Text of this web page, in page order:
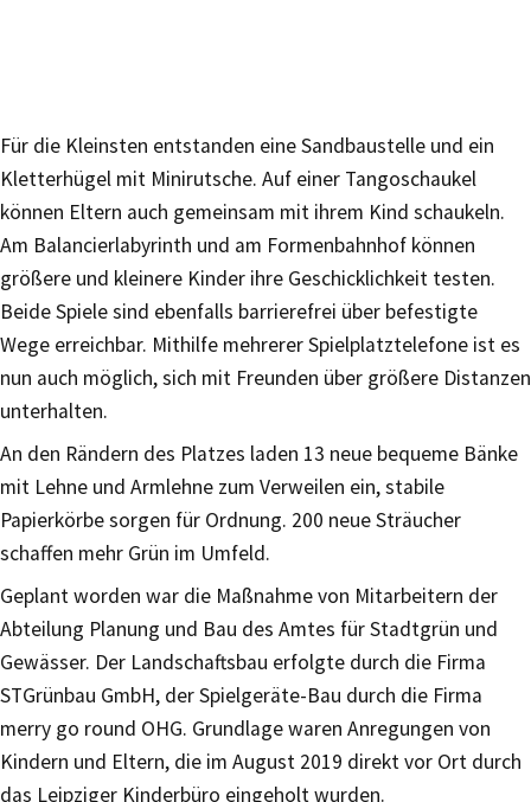
Für die Kleinsten entstanden eine Sandbaustelle und ein
Kletterhügel mit Minirutsche. Auf einer Tangoschaukel
können Eltern auch gemeinsam mit ihrem Kind schaukeln.
Am Balancierlabyrinth und am Formenbahnhof können
größere und kleinere Kinder ihre Geschicklichkeit testen.
Beide Spiele sind ebenfalls barrierefrei über befestigte
Wege erreichbar. Mithilfe mehrerer Spielplatztelefone ist es
nun auch möglich, sich mit Freunden über größere Distanzen
unterhalten.
An den Rändern des Platzes laden 13 neue bequeme Bänke
mit Lehne und Armlehne zum Verweilen ein, stabile
Papierkörbe sorgen für Ordnung. 200 neue Sträucher
schaffen mehr Grün im Umfeld.
Geplant worden war die Maßnahme von Mitarbeitern der
Abteilung Planung und Bau des Amtes für Stadtgrün und
Gewässer. Der Landschaftsbau erfolgte durch die Firma
STGrünbau GmbH, der Spielgeräte-Bau durch die Firma
merry go round OHG. Grundlage waren Anregungen von
Kindern und Eltern, die im August 2019 direkt vor Ort durch
das Leipziger Kinderbüro eingeholt wurden.